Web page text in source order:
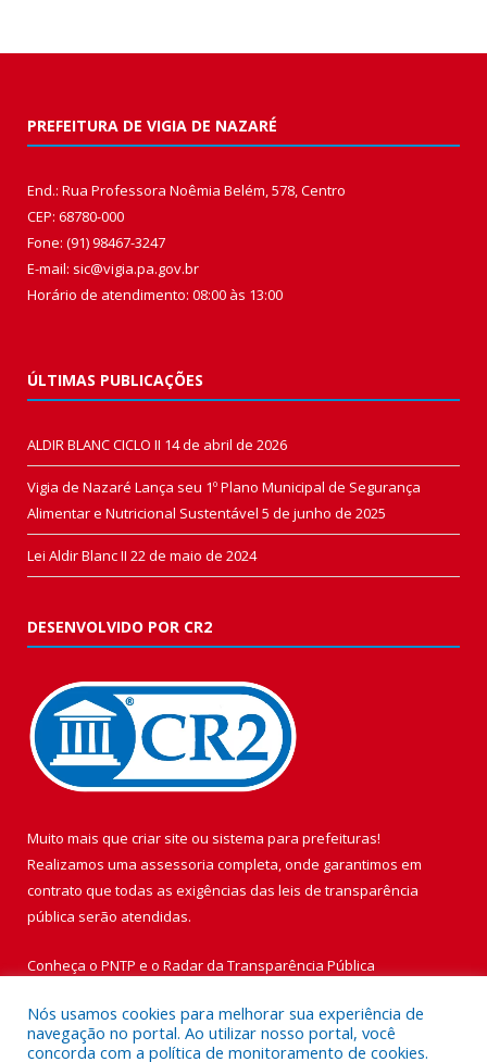
PREFEITURA DE VIGIA DE NAZARÉ
End.: Rua Professora Noêmia Belém, 578, Centro
CEP: 68780-000
Fone: (91) 98467-3247
E-mail: sic@vigia.pa.gov.br
Horário de atendimento: 08:00 às 13:00
ÚLTIMAS PUBLICAÇÕES
ALDIR BLANC CICLO II 14 de abril de 2026
Vigia de Nazaré Lança seu 1º Plano Municipal de Segurança
Alimentar e Nutricional Sustentável 5 de junho de 2025
Lei Aldir Blanc II 22 de maio de 2024
DESENVOLVIDO POR CR2
Muito mais que criar site ou sistema para prefeituras!
Realizamos uma assessoria completa, onde garantimos em
contrato que todas as exigências das leis de transparência
pública serão atendidas.
Conheça o PNTP e o Radar da Transparência Pública
Nós usamos cookies para melhorar sua experiência de
navegação no portal. Ao utilizar nosso portal, você
concorda com a política de monitoramento de cookies.